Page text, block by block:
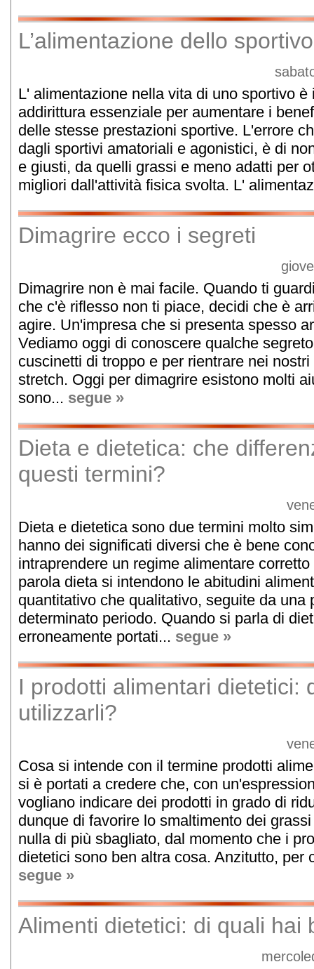
L’alimentazione dello sportivo
L' alimentazione nella vita di uno sportivo è
addirittura essenziale per aumentare i
delle stesse prestazioni sportive. L'errore
dagli sportivi amatoriali e agonistici, è di
e giusti, da quelli grassi e meno adatti per
migliori dall'attività fisica svolta. L'
Dimagrire ecco i segreti
Dimagrire non è mai facile. Quando ti
che c'è riflesso non ti piace, decidi che è
agire. Un'impresa che si presenta spesso
Vediamo oggi di conoscere qualche
cuscinetti di troppo e per rientrare nei
stretch. Oggi per dimagrire esistono molti
sono... segue »
Dieta e dietetica: che
questi termini?
Dieta e dietetica sono due termini molto
hanno dei significati diversi che è bene
intraprendere un regime alimentare
parola dieta si intendono le abitudini
quantitativo che qualitativo, seguite da una
determinato periodo. Quando si parla di
erroneamente portati... segue »
I prodotti alimentari dietetici:
utilizzarli?
Cosa si intende con il termine prodotti
si è portati a credere che, con
vogliano indicare dei prodotti in grado di
dunque di favorire lo smaltimento dei
nulla di più sbagliato, dal momento che i
dietetici sono ben altra cosa. Anzitutto, per
segue »
Alimenti dietetici: di quali hai